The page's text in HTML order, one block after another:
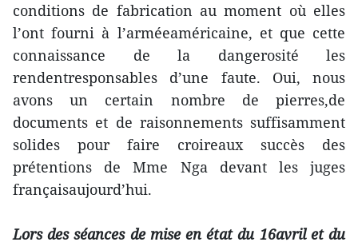
conditions de fabrication au moment où elles
l’ont fourni à l’arméeaméricaine, et que cette
connaissance de la dangerosité les
rendentresponsables d’une faute. Oui, nous
avons un certain nombre de pierres,de
documents et de raisonnements suffisamment
solides pour faire croireaux succès des
prétentions de Mme Nga devant les juges
françaisaujourd’hui.
Lors des séances de mise en état du 16avril et du